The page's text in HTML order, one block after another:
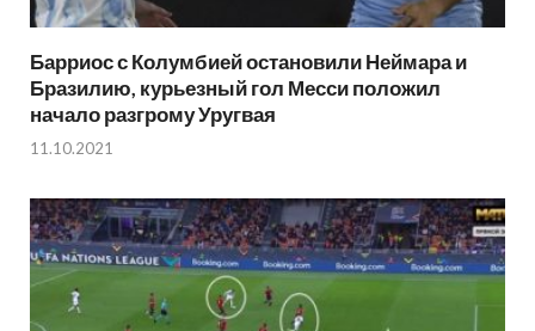
Барриос с Колумбией остановили Неймара и
Бразилию, курьезный гол Месси положил
начало разгрому Уругвая
11.10.2021